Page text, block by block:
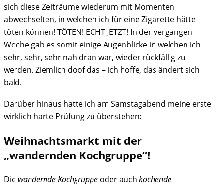
sich diese Zeiträume wiederum mit Momenten
abwechselten, in welchen ich für eine Zigarette hätte
töten können! TÖTEN! ECHT JETZT! In der vergangen
Woche gab es somit einige Augenblicke in welchen ich
sehr, sehr, sehr nah dran war, wieder rückfällig zu
werden. Ziemlich doof das – ich hoffe, das ändert sich
bald.
Darüber hinaus hatte ich am Samstagabend meine erste
wirklich harte Prüfung zu überstehen:
Weihnachtsmarkt mit der
„wandernden Kochgruppe“!
Die wandernde Kochgruppe oder auch kochende